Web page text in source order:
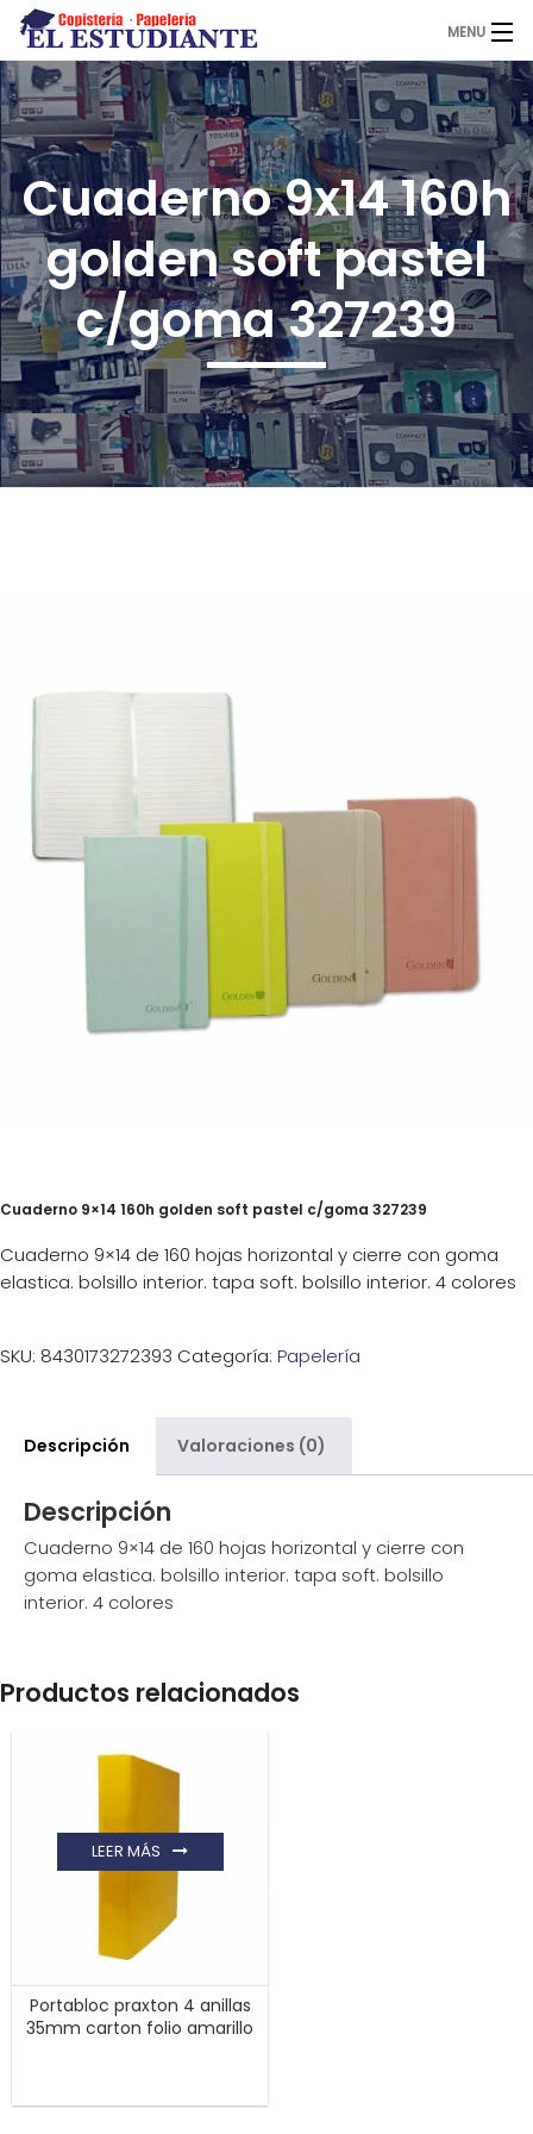
MENU
El Estudiante
Copistería
Papelería
Servicios
Novedades
Cuaderno 9x14 160h
golden soft pastel
c/goma 327239
Cuaderno 9×14 160h golden soft pastel c/goma 327239
Cuaderno 9×14 de 160 hojas horizontal y cierre con goma
elastica. bolsillo interior. tapa soft. bolsillo interior. 4 colores
SKU: 8430173272393 Categoría: Papelería
Descripción Valoraciones (0)
Descripción
Cuaderno 9×14 de 160 hojas horizontal y cierre con
goma elastica. bolsillo interior. tapa soft. bolsillo
interior. 4 colores
Productos relacionados
Portabloc praxton 4 anillas
35mm carton folio amarillo
LEER MÁS